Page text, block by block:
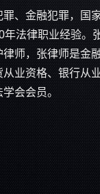
、金融犯罪，国
法律职业经验。
师，张律师是金
业资格、银行从
学会会员。